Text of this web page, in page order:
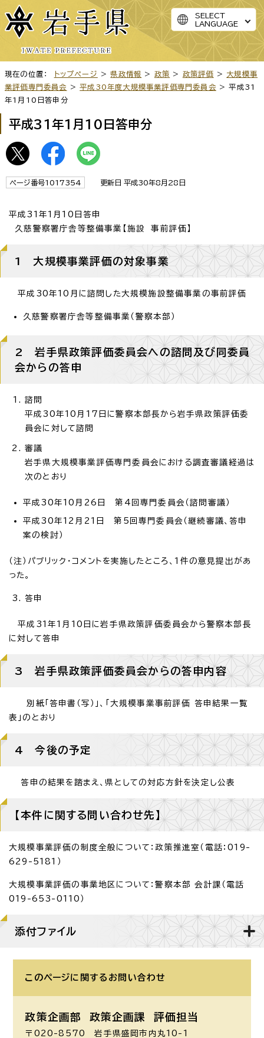
SELECT
LANGUAGE
現在の位置： トップページ > 県政情報 > 政策 > 政策評価 > 大規模事
業評価専門委員会
>平成30年度大規模事業評価専門委員会 > 平成31
年1月10日答申分
平成31年1月10日答申分
ページ番号1017354 更新日 平成30年8月28日
平成31年1月10日答申
久慈警察署庁舎等整備事業【施設 事前評価】
1 大規模事業評価の対象事業
平成30年10月に諮問した大規模施設整備事業の事前評価
久慈警察署庁舎等整備事業（警察本部）
2 岩手県政策評価委員会への諮問及び同委員
会からの答申
諮問
平成30年10月17日に警察本部長から岩手県政策評価委
員会に対して諮問
審議
岩手県大規模事業評価専門委員会における調査審議経過は
次のとおり
平成30年10月26日 第4回専門委員会（諮問審議）
平成30年12月21日 第5回専門委員会（継続審議、答申
案の検討）
（注）パブリック・コメントを実施したところ、1件の意見提出があ
った。
答申
平成31年1月10日に岩手県政策評価委員会から警察本部長
に対して答申
3 岩手県政策評価委員会からの答申内容
別紙「答申書（写）」、「大規模事業事前評価 答申結果一覧
表」のとおり
4 今後の予定
答申の結果を踏まえ、県としての対応方針を決定し公表
【本件に関する問い合わせ先】
大規模事業評価の制度全般について：政策推進室（電話：019-
629-5181）
大規模事業評価の事業地区について：警察本部 会計課（電話
019-653-0110）
添付ファイル
このページに関する お問い合わせ
政策企画部 政策企画課 評価担当
〒020-8570 岩手県盛岡市内丸10-1